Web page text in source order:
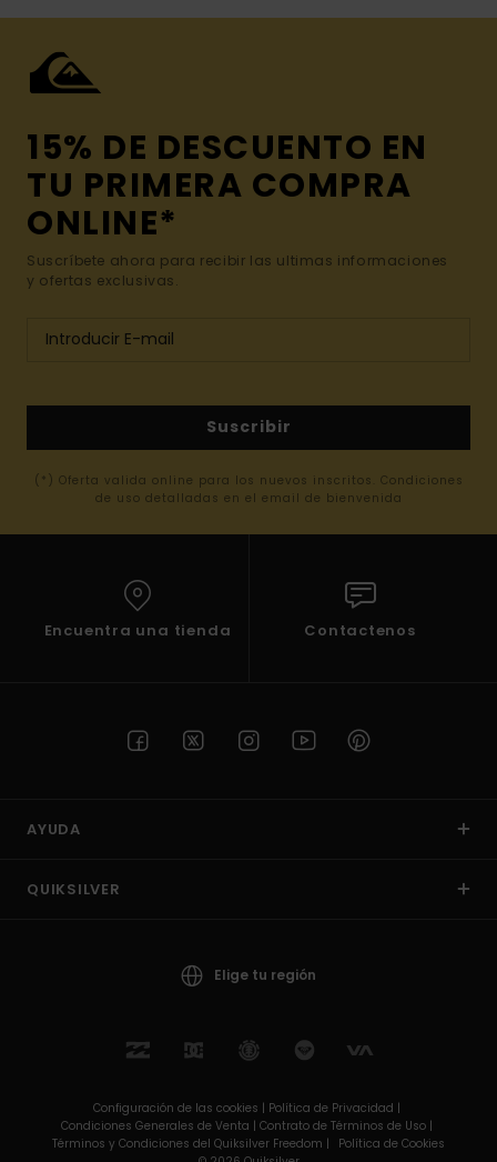
15% DE DESCUENTO EN
TU PRIMERA COMPRA
ONLINE*
Suscríbete ahora para recibir las ultimas informaciones
y ofertas exclusivas.
Suscribir
(*) Oferta valida online para los nuevos inscritos. Condiciones
de uso detalladas en el email de bienvenida
Encuentra una tienda Contactenos
AYUDA
QUIKSILVER
Elige tu región
Configuración de las cookies | Política de Privacidad |
Condiciones Generales de Venta | Contrato de Términos de Uso |
Términos y Condiciones del Quiksilver Freedom |
Política de Cookies